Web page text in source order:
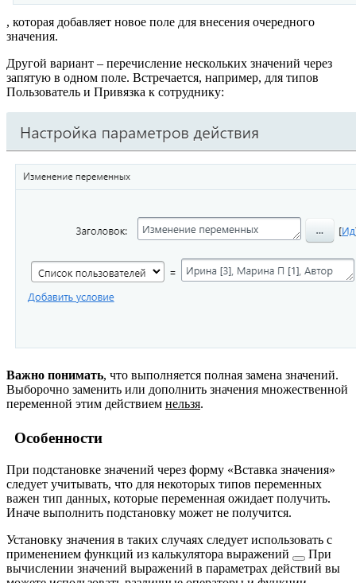
, которая добавляет новое поле для внесения очередного
значения.
Другой вариант – перечисление нескольких значений через
запятую в одном поле. Встречается, например, для типов
Пользователь и Привязка к сотруднику:
Важно понимать, что выполняется полная замена значений.
Выборочно заменить или дополнить значения множественной
переменной этим действием нельзя.
Особенности
При подстановке значений через форму «Вставка значения»
следует учитывать, что для некоторых типов переменных
важен тип данных, которые переменная ожидает получить.
Иначе выполнить подстановку может не получится.
Установку значения в таких случаях следует использовать с
применением функций из калькулятора выражений
При
вычислении значений выражений в параметрах действий вы